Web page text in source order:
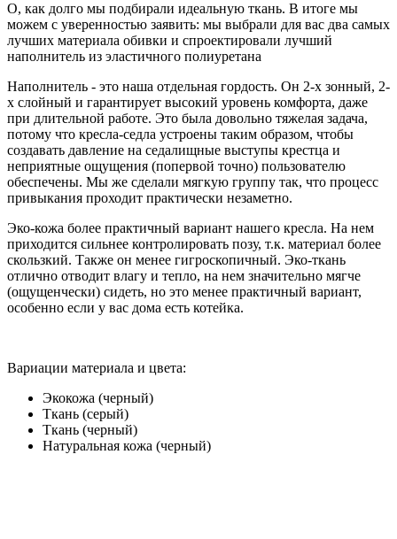
О, как долго мы подбирали идеальную ткань. В итоге мы
можем с уверенностью заявить: мы выбрали для вас два самых
лучших материала обивки и спроектировали лучший
наполнитель из эластичного полиуретана
Наполнитель - это наша отдельная гордость. Он 2-х зонный, 2-
х слойный и гарантирует высокий уровень комфорта, даже
при длительной работе. Это была довольно тяжелая задача,
потому что кресла-седла устроены таким образом, чтобы
создавать давление на седалищные выступы крестца и
неприятные ощущения (попервой точно) пользователю
обеспечены. Мы же сделали мягкую группу так, что процесс
привыкания проходит практически незаметно.
Эко-кожа более практичный вариант нашего кресла. На нем
приходится сильнее контролировать позу, т.к. материал более
скользкий. Также он менее гигроскопичный. Эко-ткань
отлично отводит влагу и тепло, на нем значительно мягче
(ощущенчески) сидеть, но это менее практичный вариант,
особенно если у вас дома есть котейка.
Вариации материала и цвета:
Экокожа (черный)
Ткань (серый)
Ткань (черный)
Натуральная кожа (черный)